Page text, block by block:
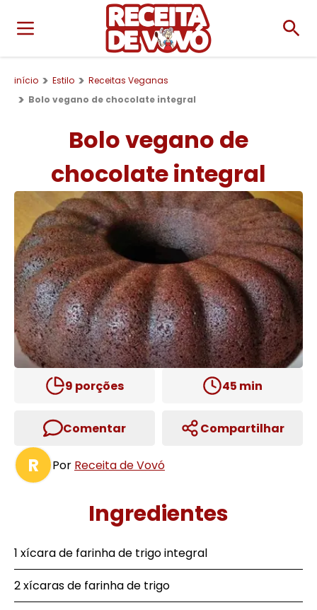
início Estilo
Receitas Veganas
Bolo vegano de chocolate integral
Bolo vegano de
chocolate integral
9 porções 45 min
Comentar Compartilhar
R Por Receita de Vovó
Ingredientes
1 xícara de farinha de trigo integral
2 xícaras de farinha de trigo